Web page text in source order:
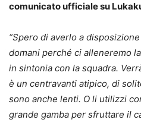
comunicato ufficiale su
“Spero di averlo a
domani perché ci alleneremo
in sintonia con la squadra.
è un centravanti atipico, di
sono anche lenti. O li utilizzi
grande gamba per sfruttare il